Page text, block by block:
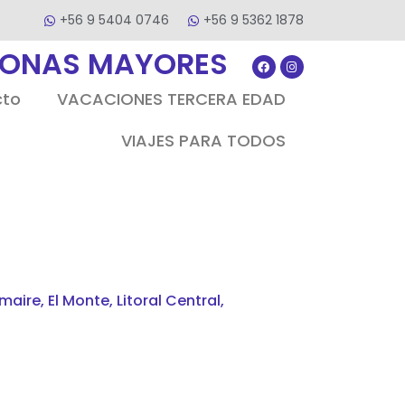
+56 9 5404 0746 +56 9 5362 1878
MAYORES
VACACIONES TERCERA EDAD
VIAJES PARA TODOS
El Monte, Litoral Central,